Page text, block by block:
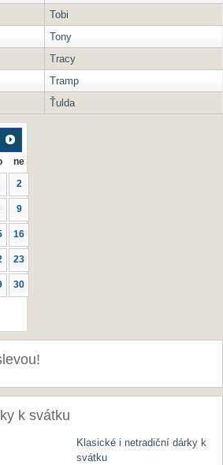
Tobi
Tony
Tracy
Tramp
Ťulda
ne
2
9
16
23
30
k svátku
Klasické i netradiční dárky k
svátku